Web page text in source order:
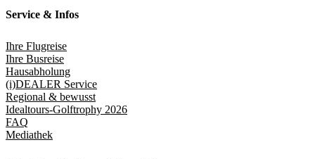
Service & Infos
Ihre Flugreise
Ihre Busreise
Hausabholung
(i)DEALER Service
Regional & bewusst
Idealtours-Golftrophy 2026
FAQ
Mediathek